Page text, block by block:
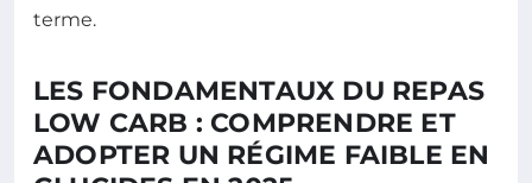
terme.
LES FONDAMENTAUX DU REPAS
LOW CARB : COMPRENDRE ET
ADOPTER UN RÉGIME FAIBLE EN